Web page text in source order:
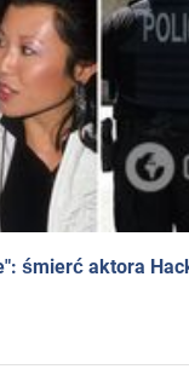
śmierć aktora